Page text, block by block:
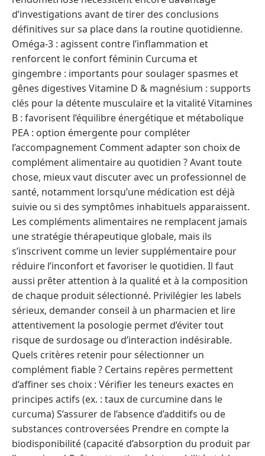
d’investigations avant de tirer des conclusions
définitives sur sa place dans la routine quotidienne.
Oméga-3 : agissent contre l’inflammation et
renforcent le confort féminin Curcuma et
gingembre : importants pour soulager spasmes et
gênes digestives Vitamine D & magnésium : supports
clés pour la détente musculaire et la vitalité Vitamines
B : favorisent l’équilibre énergétique et métabolique
PEA : option émergente pour compléter
l’accompagnement Comment adapter son choix de
complément alimentaire au quotidien ? Avant toute
chose, mieux vaut discuter avec un professionnel de
santé, notamment lorsqu’une médication est déjà
suivie ou si des symptômes inhabituels apparaissent.
Les compléments alimentaires ne remplacent jamais
une stratégie thérapeutique globale, mais ils
s’inscrivent comme un levier supplémentaire pour
réduire l’inconfort et favoriser le quotidien. Il faut
aussi prêter attention à la qualité et à la composition
de chaque produit sélectionné. Privilégier les labels
sérieux, demander conseil à un pharmacien et lire
attentivement la posologie permet d’éviter tout
risque de surdosage ou d’interaction indésirable.
Quels critères retenir pour sélectionner un
complément fiable ? Certains repères permettent
d’affiner ses choix : Vérifier les teneurs exactes en
principes actifs (ex. : taux de curcumine dans le
curcuma) S’assurer de l’absence d’additifs ou de
substances controversées Prendre en compte la
biodisponibilité (capacité d’absorption du produit par